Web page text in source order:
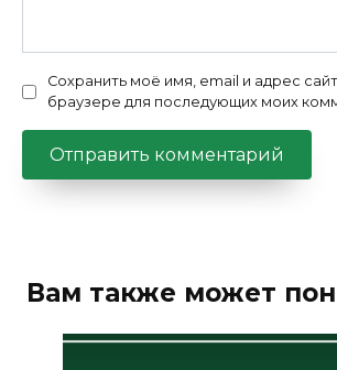
Сохранить моё имя, email и адрес
браузере для последующих моих
Вам также может